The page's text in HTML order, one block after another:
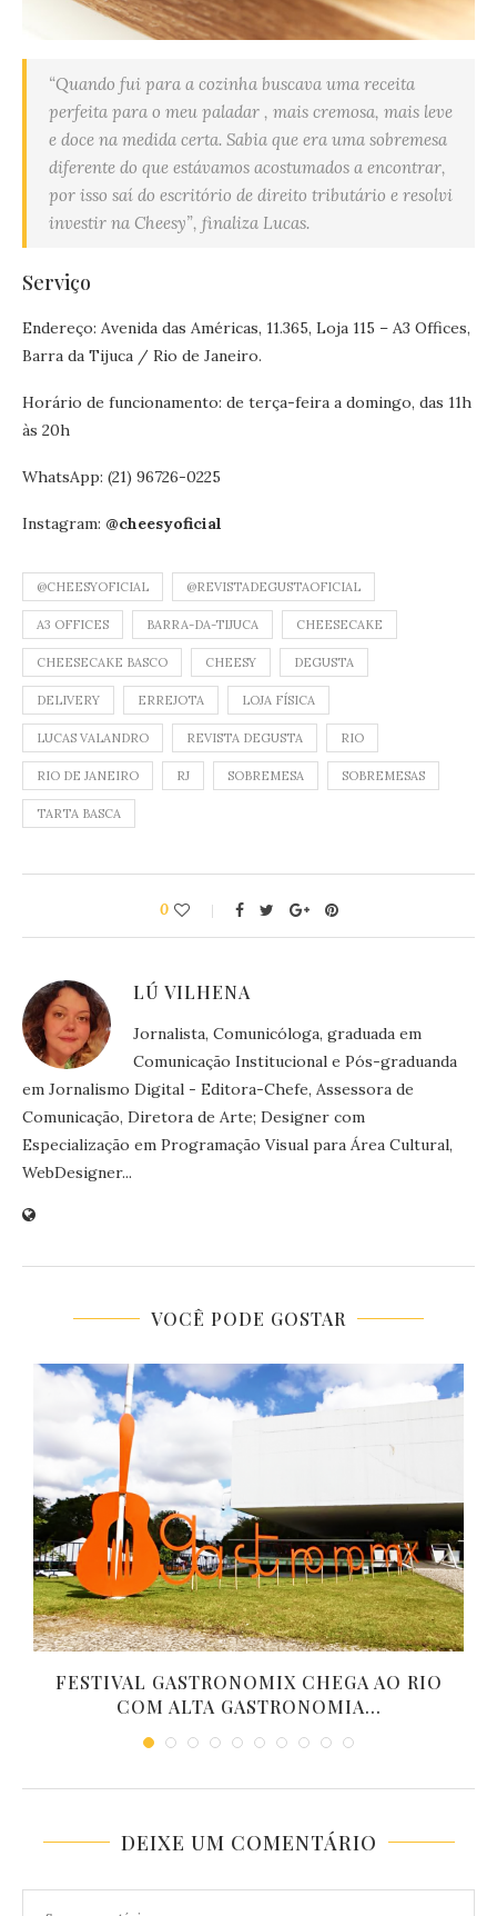
“Quando fui para a cozinha buscava uma receita
perfeita para o meu paladar , mais cremosa, mais leve
e doce na medida certa. Sabia que era uma sobremesa
diferente do que estávamos acostumados a encontrar,
por isso saí do escritório de direito tributário e resolvi
investir na Cheesy”, finaliza Lucas.
Serviço
Endereço: Avenida das Américas, 11.365, Loja 115 – A3 Offices,
Barra da Tijuca / Rio de Janeiro.
Horário de funcionamento: de terça-feira a domingo, das 11h
às 20h
WhatsApp: (21) 96726-0225
Instagram: @cheesyoficial
@CHEESYOFICIAL @REVISTADEGUSTAOFICIAL
A3 OFFICES BARRA-DA-TIJUCA CHEESECAKE
CHEESECAKE BASCO CHEESY DEGUSTA
DELIVERY ERREJOTA LOJA FÍSICA
LUCAS VALANDRO REVISTA DEGUSTA RIO
RIO DE JANEIRO RJ SOBREMESA SOBREMESAS
TARTA BASCA
0
LÚ VILHENA
Jornalista, Comunicóloga, graduada em
Comunicação Institucional e Pós-graduanda
em Jornalismo Digital - Editora-Chefe, Assessora de
Comunicação, Diretora de Arte; Designer com
Especialização em Programação Visual para Área Cultural,
WebDesigner...
VOCÊ PODE GOSTAR
FESTIVAL GASTRONOMIX CHEGA AO RIO
COM ALTA GASTRONOMIA...
DEIXE UM COMENTÁRIO